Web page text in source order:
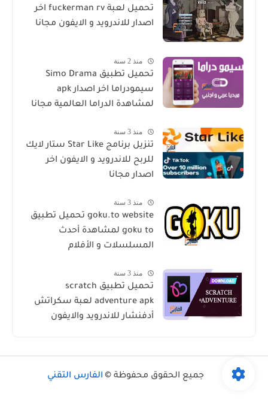
تحميل لعبة fuckerman rv اخر
اصدار للاندرويد و الايفون مجانا
منذ 2 سنة
تحميل تطبيق Simo Drama
سيمودراما اخر اصدار apk
لمشاهدة الدراما العالمية مجانا
منذ 3 سنة
تنزيل برنامج Star Like ستار لايك
للربح للاندرويد و الايفون اخر
اصدار مجانا
منذ 3 سنة
goku.to website تحميل تطبيق
goku to لمشاهدة أحدث
المسلسلات و الأفلام
منذ 3 سنة
تحميل تطبيق scratch
adventure apk لعبة سكراتش
أدفنشار للاندرويد والايفون
جميع الحقوق محفوظة © الفارس التقني